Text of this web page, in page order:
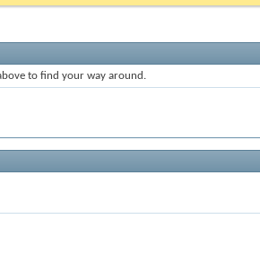
to find your way around.